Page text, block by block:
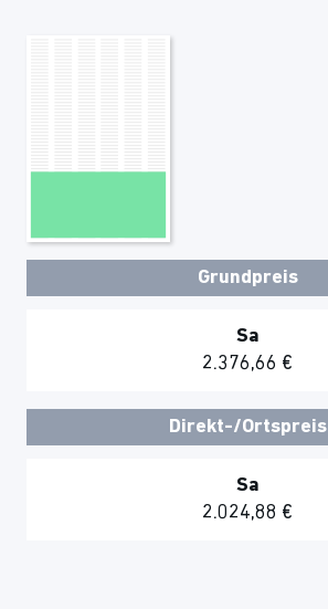
Grundpreis
Sa
2.376,66 €
Direkt-/Ortspreis
Sa
2.024,88 €